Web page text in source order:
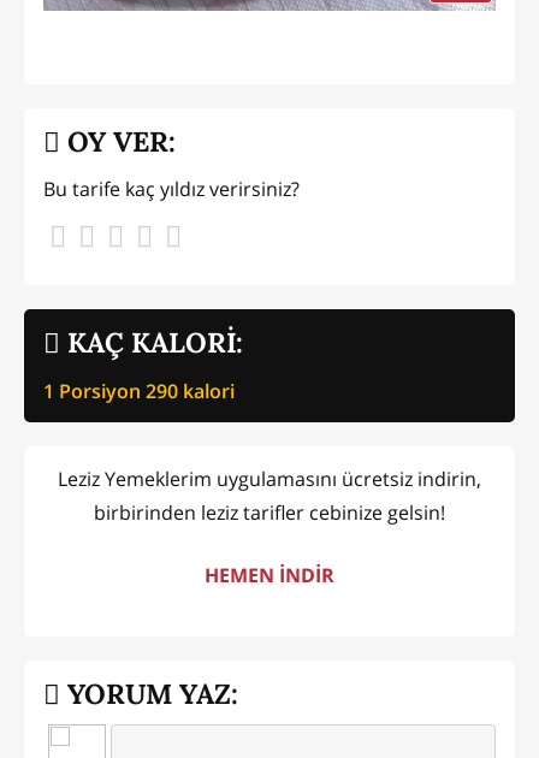
KAÇ KALORİ:
1 Porsiyon 290 kalori
OY VER:
Bu tarife kaç yıldız verirsiniz?
Leziz Yemeklerim uygulamasını ücretsiz indirin,
birbirinden leziz tarifler cebinize gelsin!
HEMEN İNDİR
YORUM YAZ: